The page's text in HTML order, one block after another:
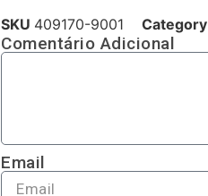
SKU 409170-9001 Category
Comentário Adicional
Email